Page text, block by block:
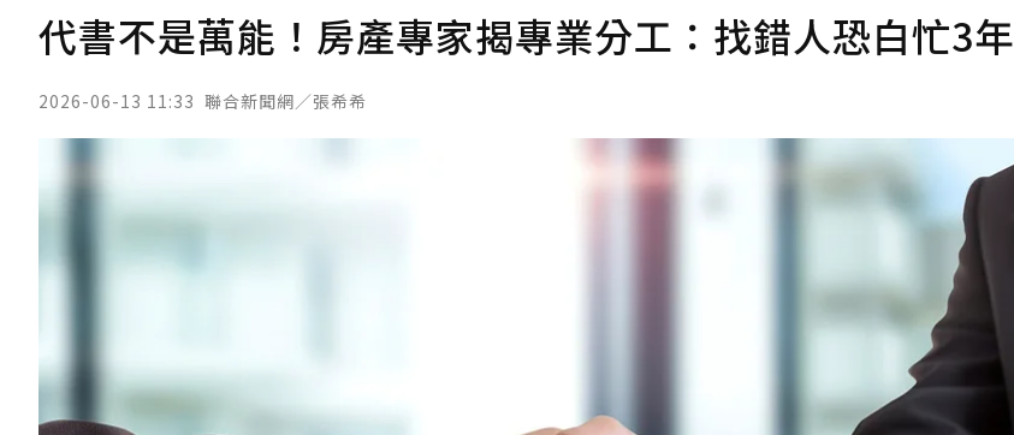
代書不是萬能！房產專家揭專業分工：找錯人恐白忙3年
2026-06-13 11:33 聯合新聞網／張希希